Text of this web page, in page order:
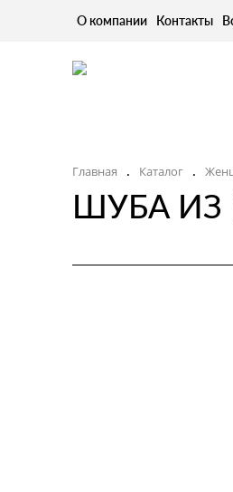
О компании Контакты
Главная . Каталог .
ШУБА ИЗ